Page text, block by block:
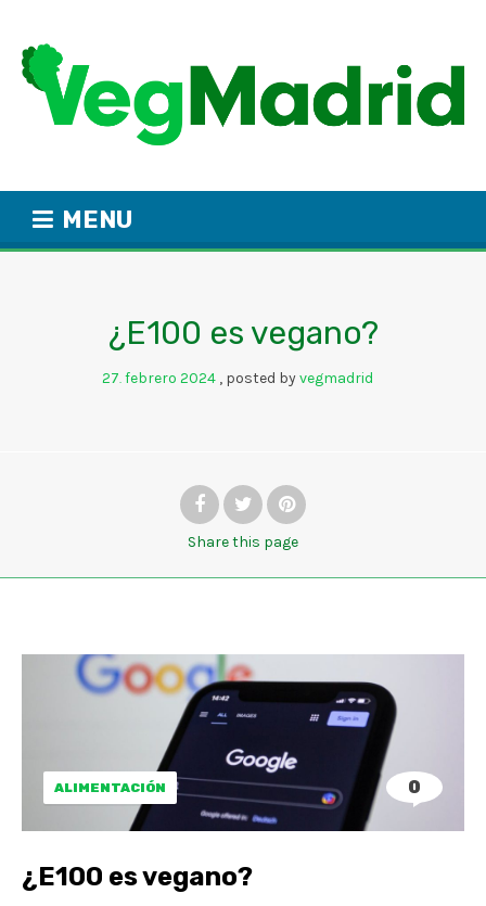
MENU
¿E100 es vegano?
27. febrero 2024 posted byvegmadrid
Sharethis page
ALIMENTACIÓN 0
¿E100 es vegano?